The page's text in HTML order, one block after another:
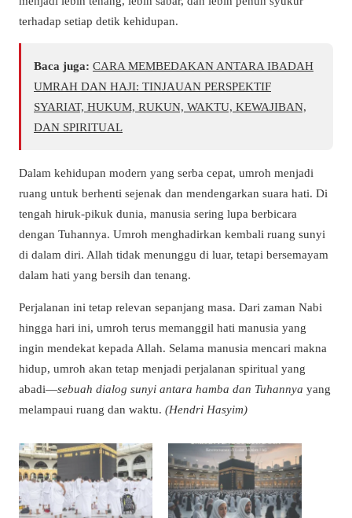
terhadap setiap detik kehidupan.
Baca juga: CARA MEMBEDAKAN ANTARA IBADAH
UMRAH DAN HAJI: TINJAUAN PERSPEKTIF
SYARIAT, HUKUM, RUKUN, WAKTU, KEWAJIBAN,
DAN SPIRITUAL
Dalam kehidupan modern yang serba cepat, umroh menjadi
ruang untuk berhenti sejenak dan mendengarkan suara hati. Di
tengah hiruk-pikuk dunia, manusia sering lupa berbicara
dengan Tuhannya. Umroh menghadirkan kembali ruang sunyi
di dalam diri. Allah tidak menunggu di luar, tetapi bersemayam
dalam hati yang bersih dan tenang.
Perjalanan ini tetap relevan sepanjang masa. Dari zaman Nabi
hingga hari ini, umroh terus memanggil hati manusia yang
ingin mendekat kepada Allah. Selama manusia mencari makna
hidup, umroh akan tetap menjadi perjalanan spiritual yang
abadi—sebuah dialog sunyi antara hamba dan Tuhannya yang
melampaui ruang dan waktu. (Hendri Hasyim)